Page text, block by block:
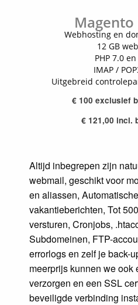
Webhosting en
12 GB
PHP 7.0
IMAP /
Uitgebreid
€ 100 exclusief
€ 121,00 incl.
Altijd inbegrepen zijn
webmail, geschikt voor
en aliassen,
vakantieberichten, Tot
versturen, Cronjobs,
Subdomeinen, FTP-
errorlogs en zelf je back-
meerprijs kunnen we ook
verzorgen en een SSL
beveiligde verbinding